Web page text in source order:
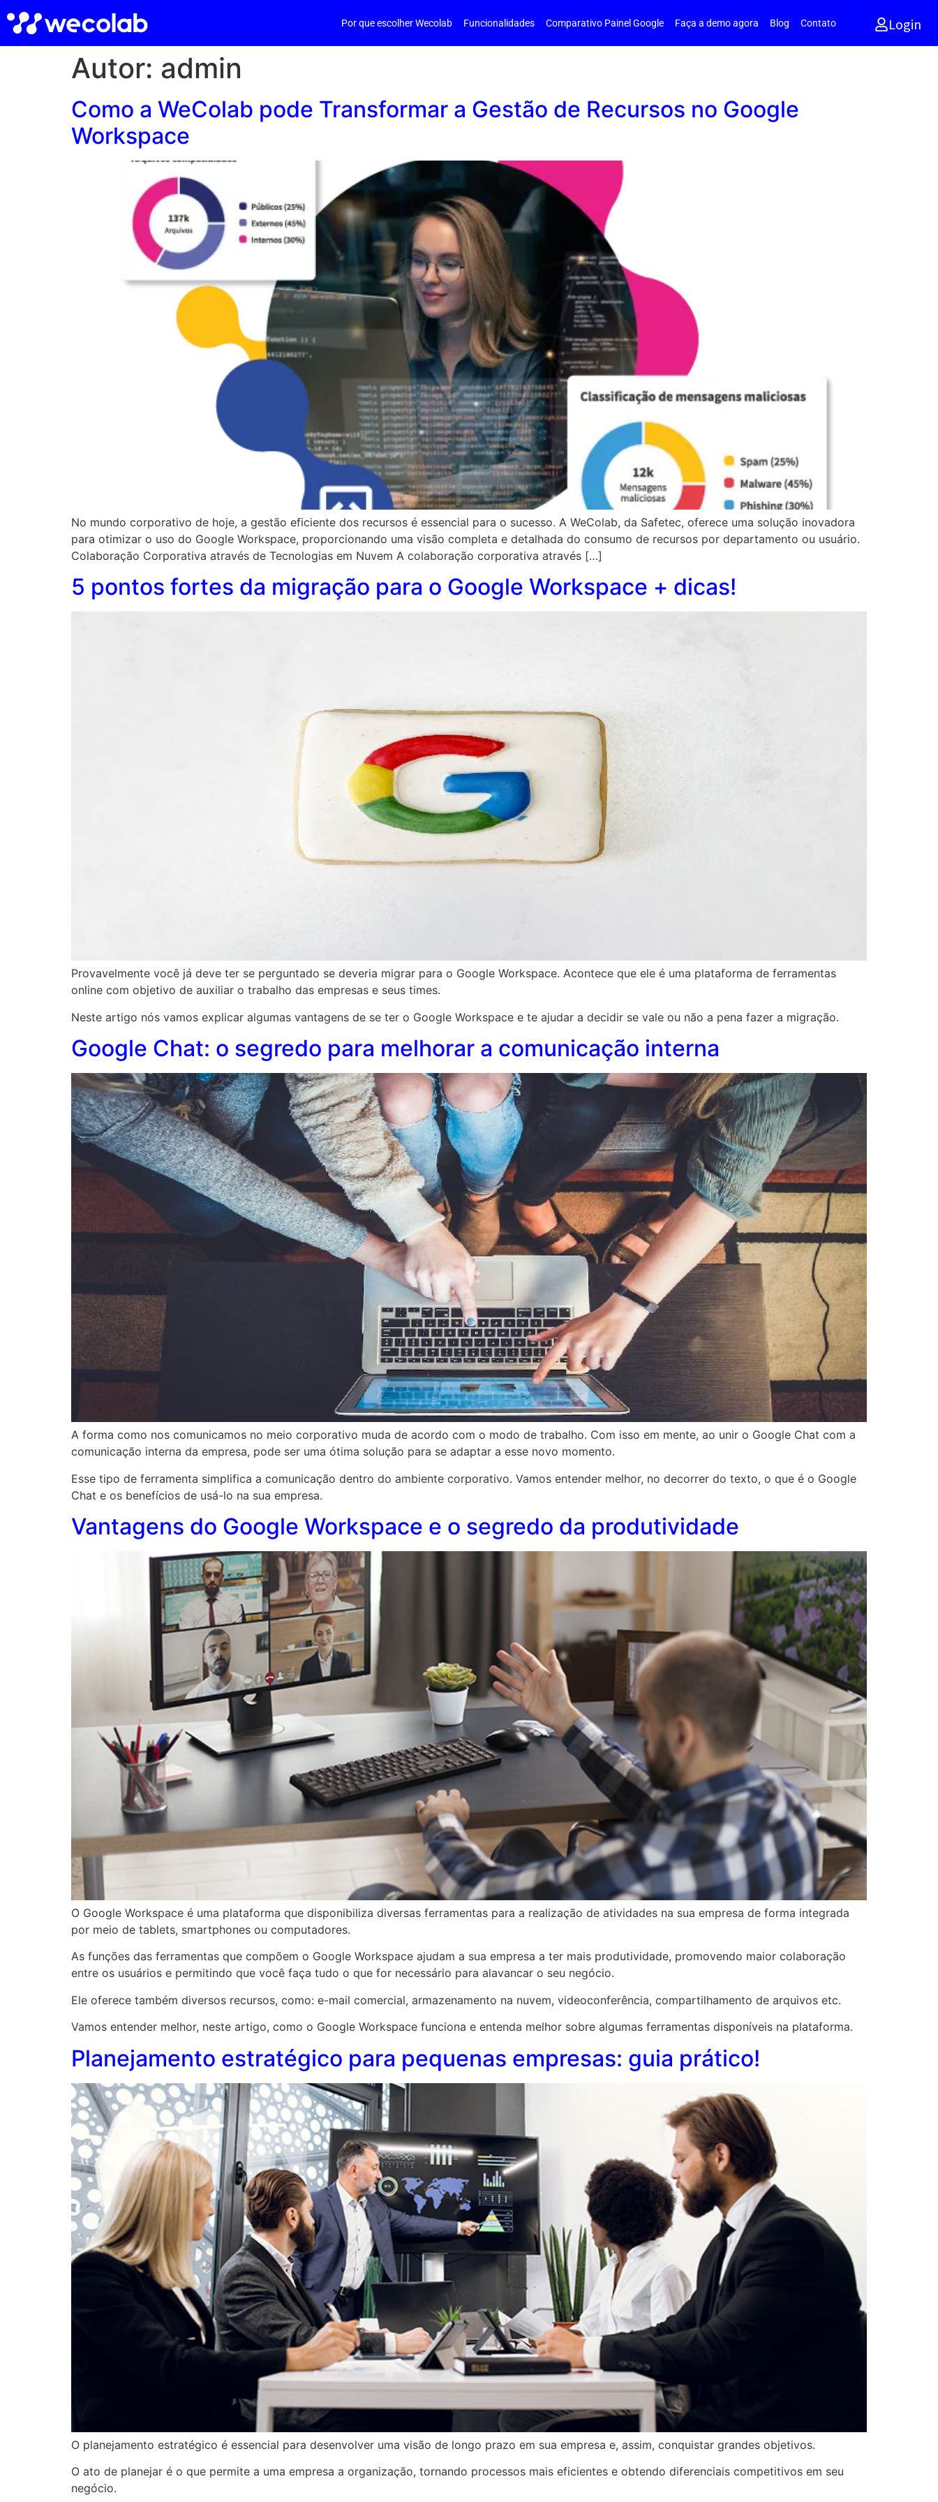
Por que escolher Wecolab Funcionalidades Comparativo Painel Google Faça a demo agora Blog Contato Login
Autor: admin
Como a WeColab pode Transformar a Gestão de Recursos no Google
Workspace
No mundo corporativo de hoje, a gestão eficiente dos recursos é essencial para o sucesso. A WeColab, da Safetec, oferece uma solução inovadora
para otimizar o uso do Google Workspace, proporcionando uma visão completa e detalhada do consumo de recursos por departamento ou usuário.
Colaboração Corporativa através de Tecnologias em Nuvem A colaboração corporativa através […]
5 pontos fortes da migração para o Google Workspace + dicas!
Provavelmente você já deve ter se perguntado se deveria migrar para o Google Workspace. Acontece que ele é uma plataforma de ferramentas
online com objetivo de auxiliar o trabalho das empresas e seus times.
Neste artigo nós vamos explicar algumas vantagens de se ter o Google Workspace e te ajudar a decidir se vale ou não a pena fazer a migração.
Google Chat: o segredo para melhorar a comunicação interna
A forma como nos comunicamos no meio corporativo muda de acordo com o modo de trabalho. Com isso em mente, ao unir o Google Chat com a
comunicação interna da empresa, pode ser uma ótima solução para se adaptar a esse novo momento.
Esse tipo de ferramenta simplifica a comunicação dentro do ambiente corporativo. Vamos entender melhor, no decorrer do texto, o que é o Google
Chat e os benefícios de usá-lo na sua empresa.
Vantagens do Google Workspace e o segredo da produtividade
O Google Workspace é uma plataforma que disponibiliza diversas ferramentas para a realização de atividades na sua empresa de forma integrada
por meio de tablets, smartphones ou computadores.
As funções das ferramentas que compõem o Google Workspace ajudam a sua empresa a ter mais produtividade, promovendo maior colaboração
entre os usuários e permitindo que você faça tudo o que for necessário para alavancar o seu negócio.
Ele oferece também diversos recursos, como: e-mail comercial, armazenamento na nuvem, videoconferência, compartilhamento de arquivos etc.
Vamos entender melhor, neste artigo, como o Google Workspace funciona e entenda melhor sobre algumas ferramentas disponíveis na plataforma.
Planejamento estratégico para pequenas empresas: guia prático!
O planejamento estratégico é essencial para desenvolver uma visão de longo prazo em sua empresa e, assim, conquistar grandes objetivos.
O ato de planejar é o que permite a uma empresa a organização, tornando processos mais eficientes e obtendo diferenciais competitivos em seu
negócio.